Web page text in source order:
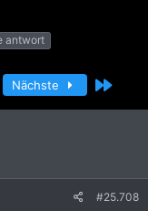
antwort
Nächste Letzte
#25.708